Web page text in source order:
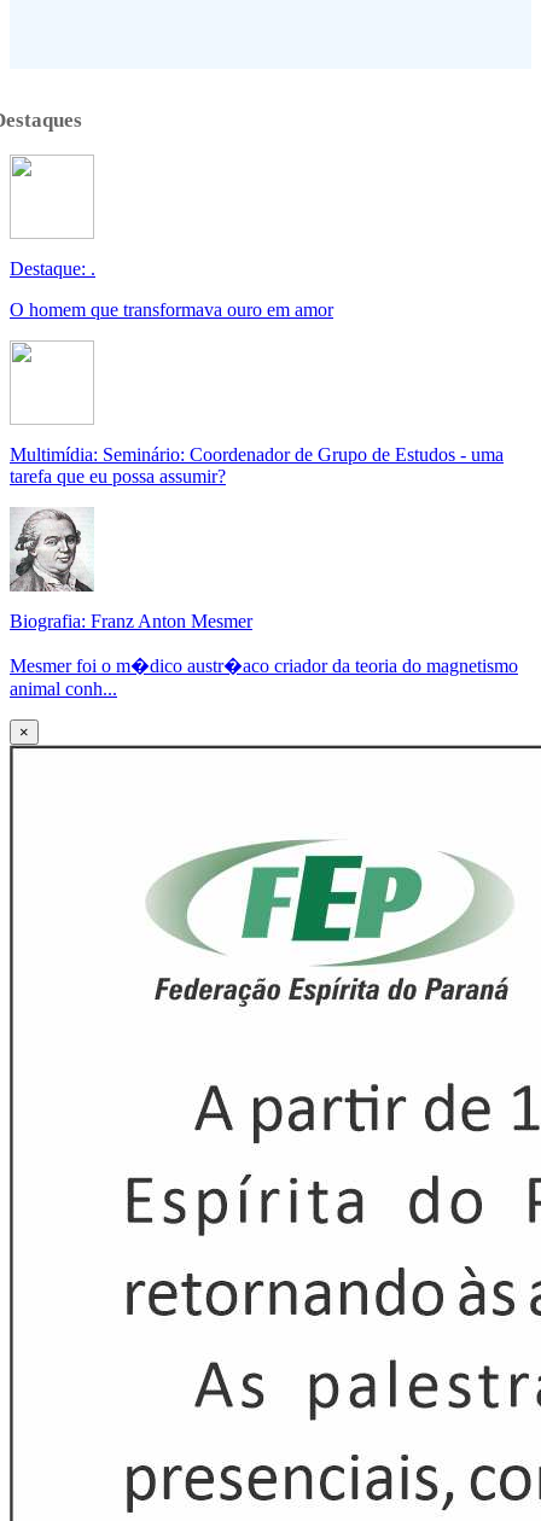
Destaque: .
O homem que transformava ouro em amor
Multimídia: Seminário: Coordenador de Grupo de Estudos - uma
tarefa que eu possa assumir?
Biografia: Franz Anton Mesmer
Mesmer foi o m�dico austr�aco criador da teoria do magnetismo
animal conh...
×